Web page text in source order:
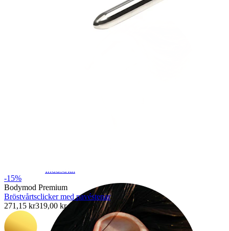
Industrial
-15%
Bodymod Premium
Bröstvårtsclicker med pavéstenar
271,15 kr319,00 kr